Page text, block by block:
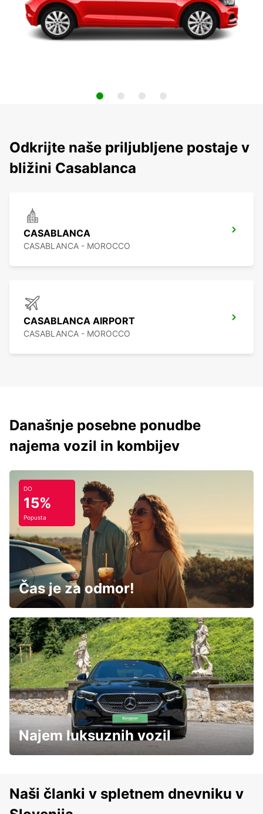
Odkrijte naše priljubljene postaje v
bližini Casablanca
CASABLANCA
CASABLANCA - MOROCCO
CASABLANCA AIRPORT
CASABLANCA - MOROCCO
Današnje posebne ponudbe
najema vozil in kombijev
DO
15%
Popusta
Čas je za odmor!
Najem luksuznih vozil
Naši članki v spletnem dnevniku v